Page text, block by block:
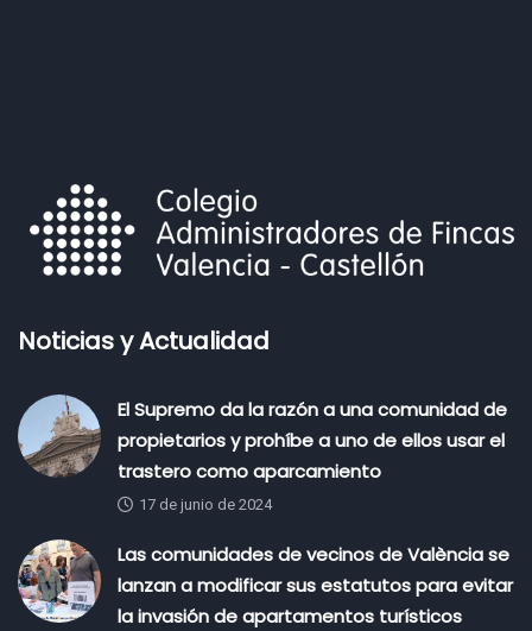
Noticias y Actualidad
El Supremo da la razón a una comunidad de
propietarios y prohíbe a uno de ellos usar el
trastero como aparcamiento
17 de junio de 2024
Las comunidades de vecinos de València se
lanzan a modificar sus estatutos para evitar
la invasión de apartamentos turísticos